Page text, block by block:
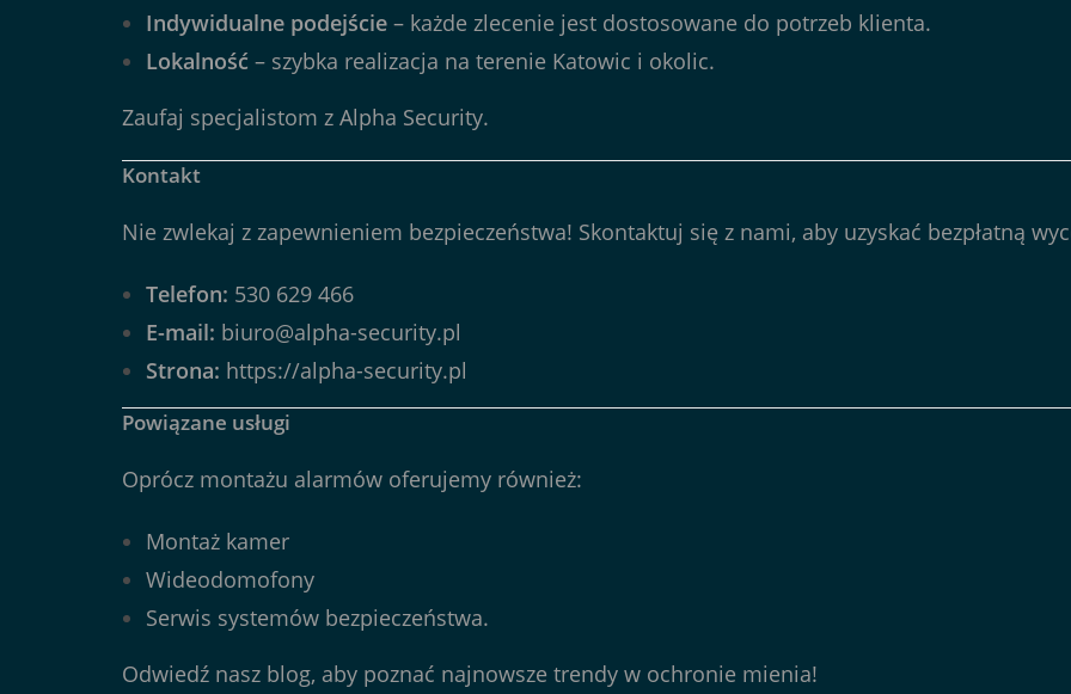
Indywidualne podejście – każde zlecenie jest dostosowane do potrzeb klienta.
Lokalność – szybka realizacja na terenie Katowic i okolic.
Zaufaj specjalistom z Alpha Security.
Kontakt
Nie zwlekaj z zapewnieniem bezpieczeństwa! Skontaktuj się z nami, aby uzyskać bezpłatną
Telefon: 530 629 466
E-mail: biuro@alpha-security.pl
Strona: https://alpha-security.pl
Powiązane usługi
Oprócz montażu alarmów oferujemy również:
Montaż kamer
Wideodomofony
Serwis systemów bezpieczeństwa.
Odwiedź nasz blog, aby poznać najnowsze trendy w ochronie mienia!